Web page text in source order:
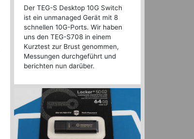
Der TEG-S Desktop 10G Switch
ist ein unmanaged Gerät mit 8
schnellen 10G-Ports. Wir haben
uns den TEG-S708 in einem
Kurztest zur Brust genommen,
Messungen durchgeführt und
berichten nun darüber.